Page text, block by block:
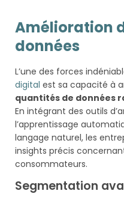
Amélioration
données
L’une des forces
digital est sa capacité à
quantités de données
En intégrant des outils
l’apprentissage
langage naturel, les
insights précis
consommateurs.
Segmentation